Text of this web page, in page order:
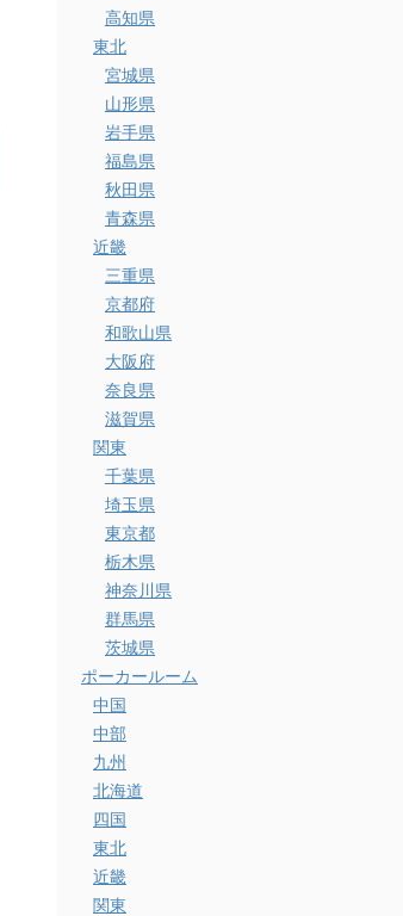
高知県
東北
宮城県
山形県
岩手県
福島県
秋田県
青森県
近畿
三重県
京都府
和歌山県
大阪府
奈良県
滋賀県
関東
千葉県
埼玉県
東京都
栃木県
神奈川県
群馬県
茨城県
ポーカールーム
中国
中部
九州
北海道
四国
東北
近畿
関東